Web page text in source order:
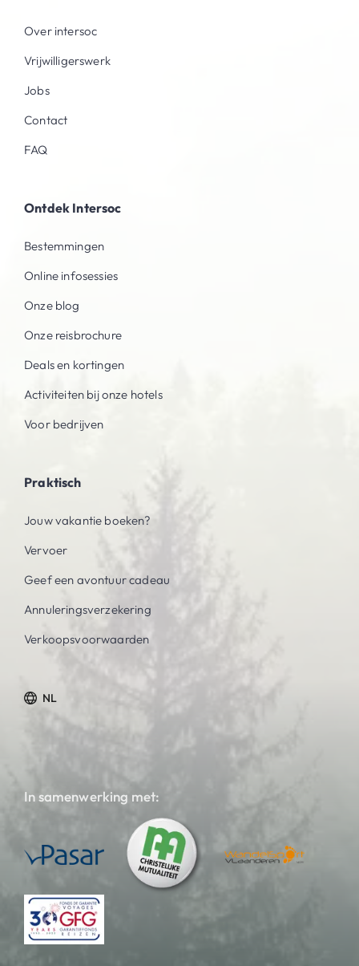
Over intersoc
Vrijwilligerswerk
Jobs
Contact
FAQ
Ontdek Intersoc
Bestemmingen
Online infosessies
Onze blog
Onze reisbrochure
Deals en kortingen
Activiteiten bij onze hotels
Voor bedrijven
Praktisch
Jouw vakantie boeken?
Vervoer
Geef een avontuur cadeau
Annuleringsverzekering
Verkoopsvoorwaarden
NL
In samenwerking met: